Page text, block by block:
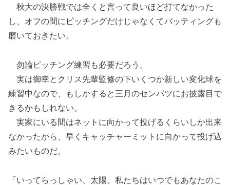
秋大の決勝戦では全くと言って良いほど打てなかった
し、オフの間にピッチングだけじゃなくてバッティングも
磨いておきたい。
勿論ピッチング練習も必要だろう。
実は御幸とクリス先輩監修の下いくつか新しい変化球を
練習中なので、もしかすると三月のセンバツにお披露目で
きるかもしれない。
実家にいる間はネットに向かって投げるくらいしか出来
なかったから、早くキャッチャーミットに向かって投げ込
みたいものだ。
「いってらっしゃい、太陽。私たちはいつでもあなたのこ